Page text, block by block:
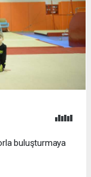
buluşturmaya